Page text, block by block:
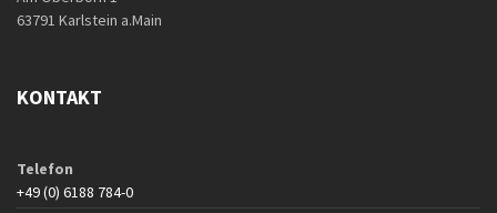
63791 Karlstein a.Main
KONTAKT
Telefon
+49 (0) 6188 784-0